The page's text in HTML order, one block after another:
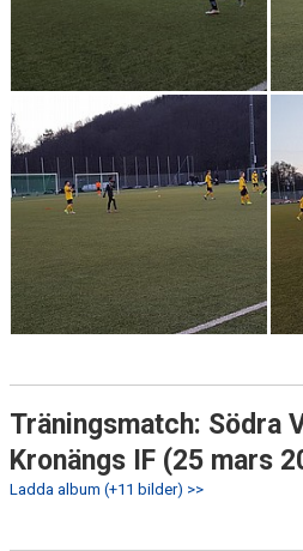
Träningsmatch: Södra
Kronängs IF (25 mars
Ladda album (+11 bilder) >>